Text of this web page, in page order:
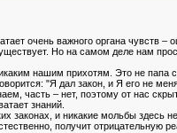
очень важного органа чувств
Но на самом деле нам
нашим прихотям. Это не
"Я дал закон, и Я его не
часть – нет, поэтому от нас
знаний.
законах, и никакие мольбы здесь
получит отрицательную